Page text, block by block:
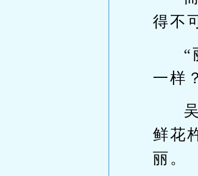
得不
“
一样
鲜花
丽。